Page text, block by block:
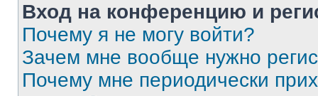
Вход на конференцию и
Почему я не могу войти?
Зачем мне вообще нужно
Почему мне периодически